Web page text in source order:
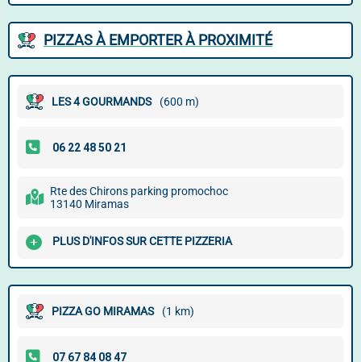
PIZZAS À EMPORTER À PROXIMITÉ
LES 4 GOURMANDS (600 m)
Rte des Chirons parking promochoc
13140 Miramas
PLUS D'INFOS SUR CETTE PIZZERIA
PIZZA GO MIRAMAS (1 km)